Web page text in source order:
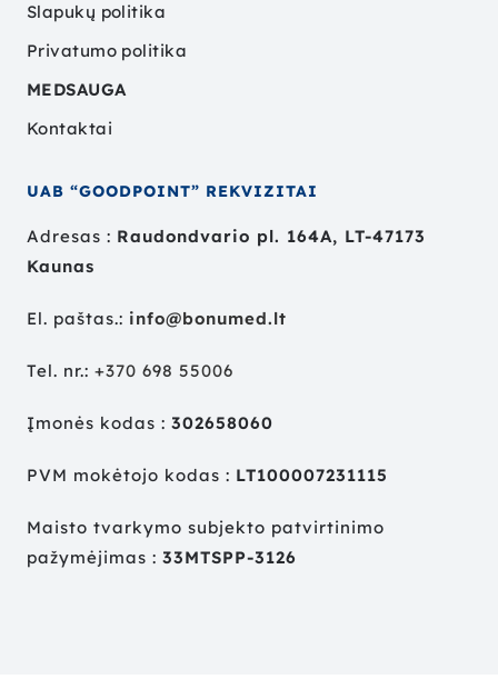
Slapukų politika
Privatumo politika
MEDSAUGA
Kontaktai
UAB “GOODPOINT” REKVIZITAI
Adresas : Raudondvario pl. 164A, LT-47173
Kaunas
El. paštas.: info@bonumed.lt
Tel. nr.: +370 698 55006
Įmonės kodas : 302658060
PVM mokėtojo kodas : LT100007231115
Maisto tvarkymo subjekto patvirtinimo
pažymėjimas : 33MTSPP-3126